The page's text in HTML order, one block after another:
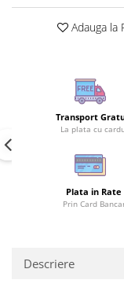
Adauga la
Transport
La plata cu
Plata in Rate
Prin Card
Descriere